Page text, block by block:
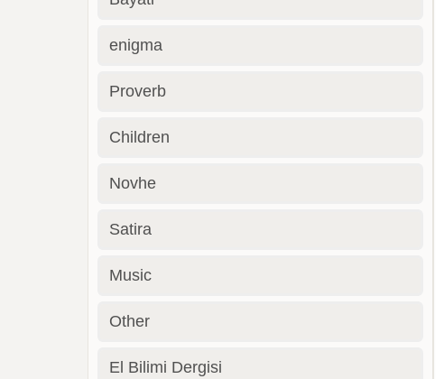
enigma
Proverb
Children
Novhe
Satira
Music
Other
El Bilimi Dergisi